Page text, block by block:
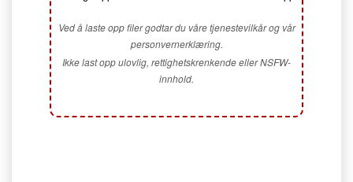
Ved å laste opp filer godtar du våre tjenestevilkår og vår
personvernerklæring.
Ikke last opp ulovlig, rettighetskrenkende eller NSFW-
innhold.